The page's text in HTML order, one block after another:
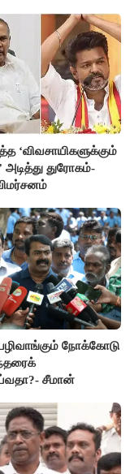
‘விவசாயிகளுக்கும்
துரோகம்-
நோக்கோடு
சீமான்